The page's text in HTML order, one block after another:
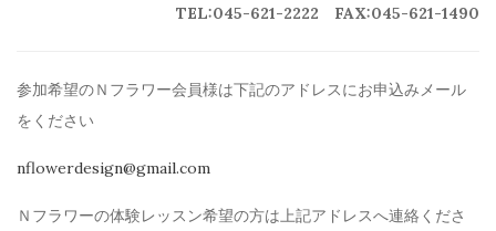
TEL:045-621-2222 FAX:045-621-1490
参加希望のＮフラワー会員様は下記のアドレスにお申込みメール
を ください
nflowerdesign@gmail.com
Ｎフラワーの体験レッスン希望の方は上記アドレスへ連絡くださ